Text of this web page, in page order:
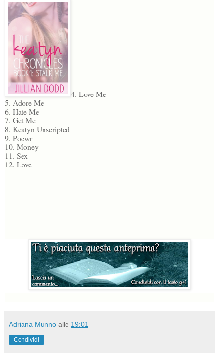
4. Love Me
5. Adore Me
6. Hate Me
7. Get Me
8. Keatyn Unscripted
9. Poewr
10. Money
11. Sex
12. Love
Adriana Munno alle 19:01
Condividi